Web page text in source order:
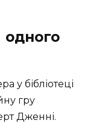
одного
у бібліотеці
гру
Дженні.